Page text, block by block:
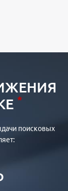
*
поисковых